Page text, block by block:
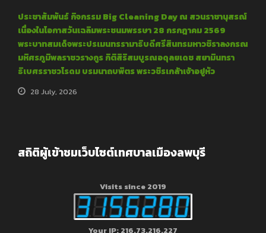
ประชาสัมพันธ์ กิจกรรม Big Cleaning Day ณ สวนราชานุสรณ์
เนื่องในโอกาสวันเฉลิมพระชนมพรรษา 28 กรกฎาคม 2569
พระบาทสมเด็จพระปรเมนทรรามาธิบดีศรีสินทรมหาวชิราลงกรณ
มหิศรภูมิพลราชวรางกูร กิติสิริสมบูรณอดุลยเดช สยามินทรา
ธิเบศรราชวโรดม บรมนาถบพิตร พระวชิรเกล้าเจ้าอยู่หัว
28 July, 2026
สถิติผู้เข้าชมเว็บไซต์เทศบาลเมืองลพบุรี
Visits since 2019
Your IP: 216.73.216.227